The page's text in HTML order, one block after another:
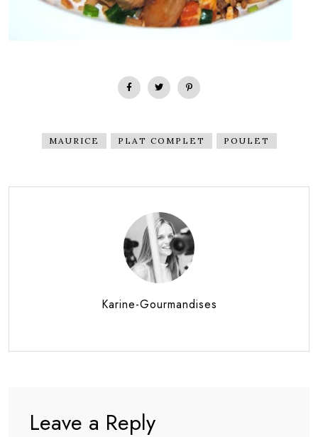
MAURICE PLAT COMPLET POULET
Karine-Gourmandises
Leave a Reply